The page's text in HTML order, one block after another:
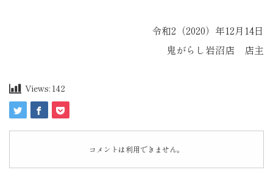
令和2（2020）年12月14日
鬼がらし岩沼店 店主
Views: 142
コメントは利用できません。